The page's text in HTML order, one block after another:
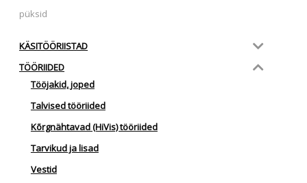
püksid
KÄSITÖÖRIISTAD
TÖÖRIIDED
Tööjakid, joped
Talvised tööriided
Kõrgnähtavad (HiVis) tööriided
Tarvikud ja lisad
Vestid